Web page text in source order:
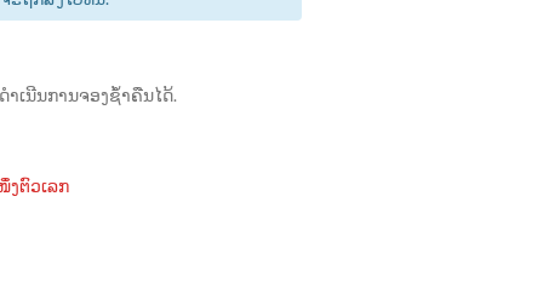
ຳເນີນການຈອງຊ້ຳຄືນໄດ້.
ຕົວເລກ